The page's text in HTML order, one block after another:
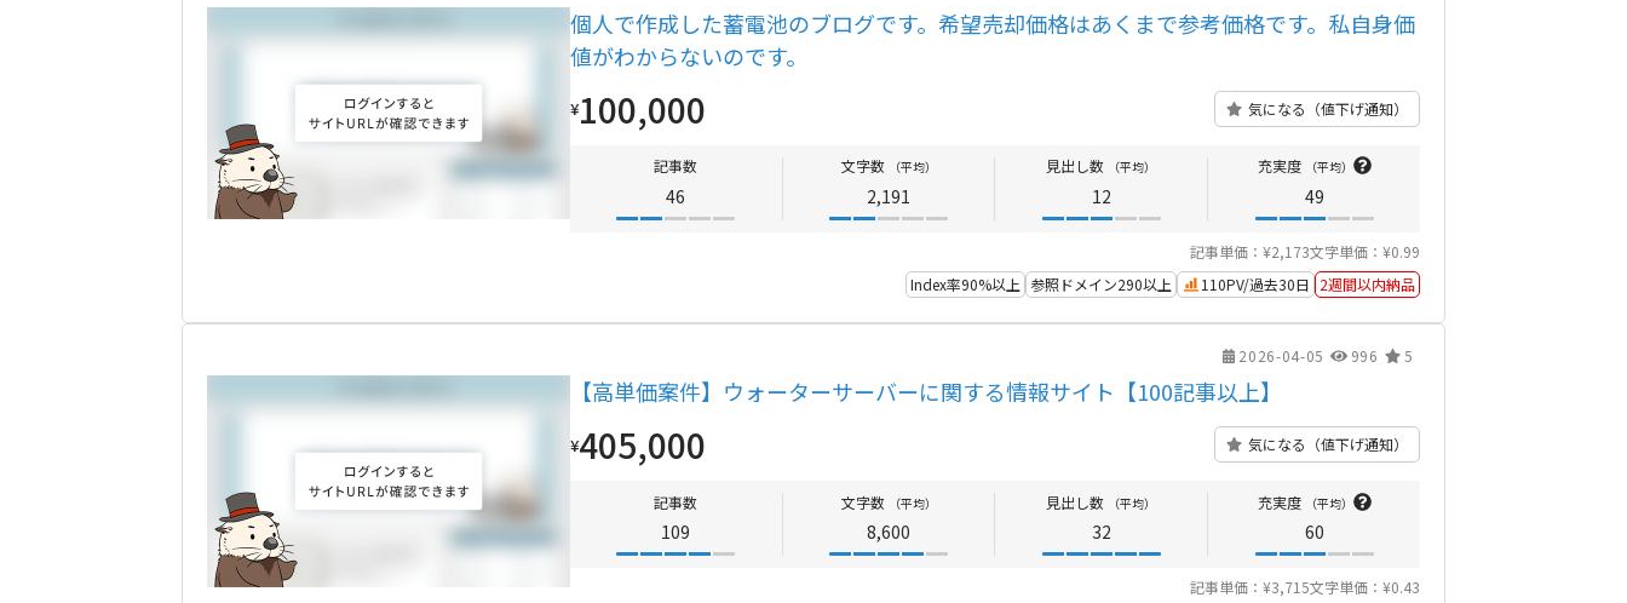
個人で作成した蓄電池のブログです。希望売却価格はあくまで参考価格です。私自身価
値がわからないのです。
¥100,000 気になる（値下げ通知）
記事数
46
文字数 （平均）
2,191
見出し数 （平均）
12
充実度 （平均）
49
記事単価：¥2,173文字単価：¥0.99
Index率90%以上 参照ドメイン290以上 110PV/過去30日 2週間以内納品
2026-04-05 996 5
【高単価案件】ウォーターサーバーに関する情報サイト【100記事以上】
¥405,000 気になる（値下げ通知）
記事数
109
文字数 （平均）
8,600
見出し数 （平均）
32
充実度 （平均）
60
記事単価：¥3,715文字単価：¥0.43